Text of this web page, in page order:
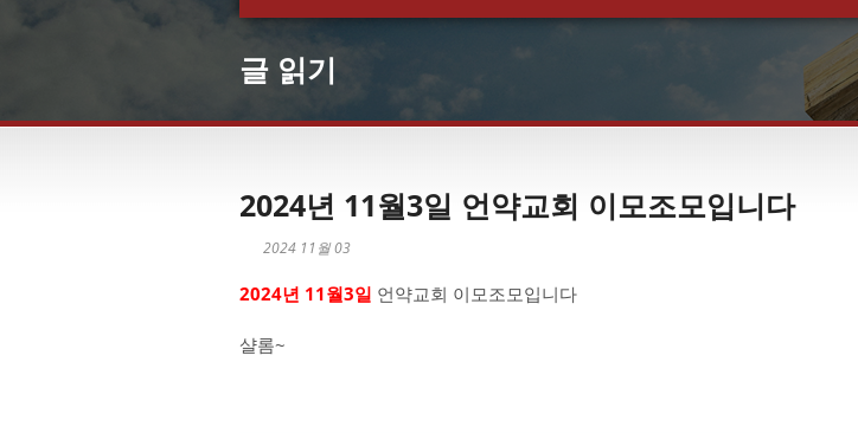
글 읽기
2024년 11월3일 언약교회 이모조모입니다
2024 11월 03
2024년 11월3일 언약교회 이모조모입니다
샬롬~